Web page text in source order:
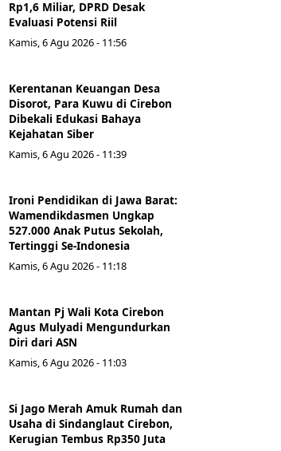
Rp1,6 Miliar, DPRD Desak
Evaluasi Potensi Riil
Kamis, 6 Agu 2026 - 11:56
Kerentanan Keuangan Desa
Disorot, Para Kuwu di Cirebon
Dibekali Edukasi Bahaya
Kejahatan Siber
Kamis, 6 Agu 2026 - 11:39
Ironi Pendidikan di Jawa Barat:
Wamendikdasmen Ungkap
527.000 Anak Putus Sekolah,
Tertinggi Se-Indonesia
Kamis, 6 Agu 2026 - 11:18
Mantan Pj Wali Kota Cirebon
Agus Mulyadi Mengundurkan
Diri dari ASN
Kamis, 6 Agu 2026 - 11:03
Si Jago Merah Amuk Rumah dan
Usaha di Sindanglaut Cirebon,
Kerugian Tembus Rp350 Juta